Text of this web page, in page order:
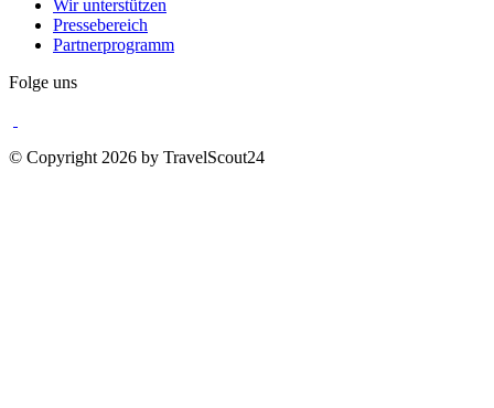
Wir unterstützen
Pressebereich
Partnerprogramm
Folge uns
© Copyright 2026 by TravelScout24